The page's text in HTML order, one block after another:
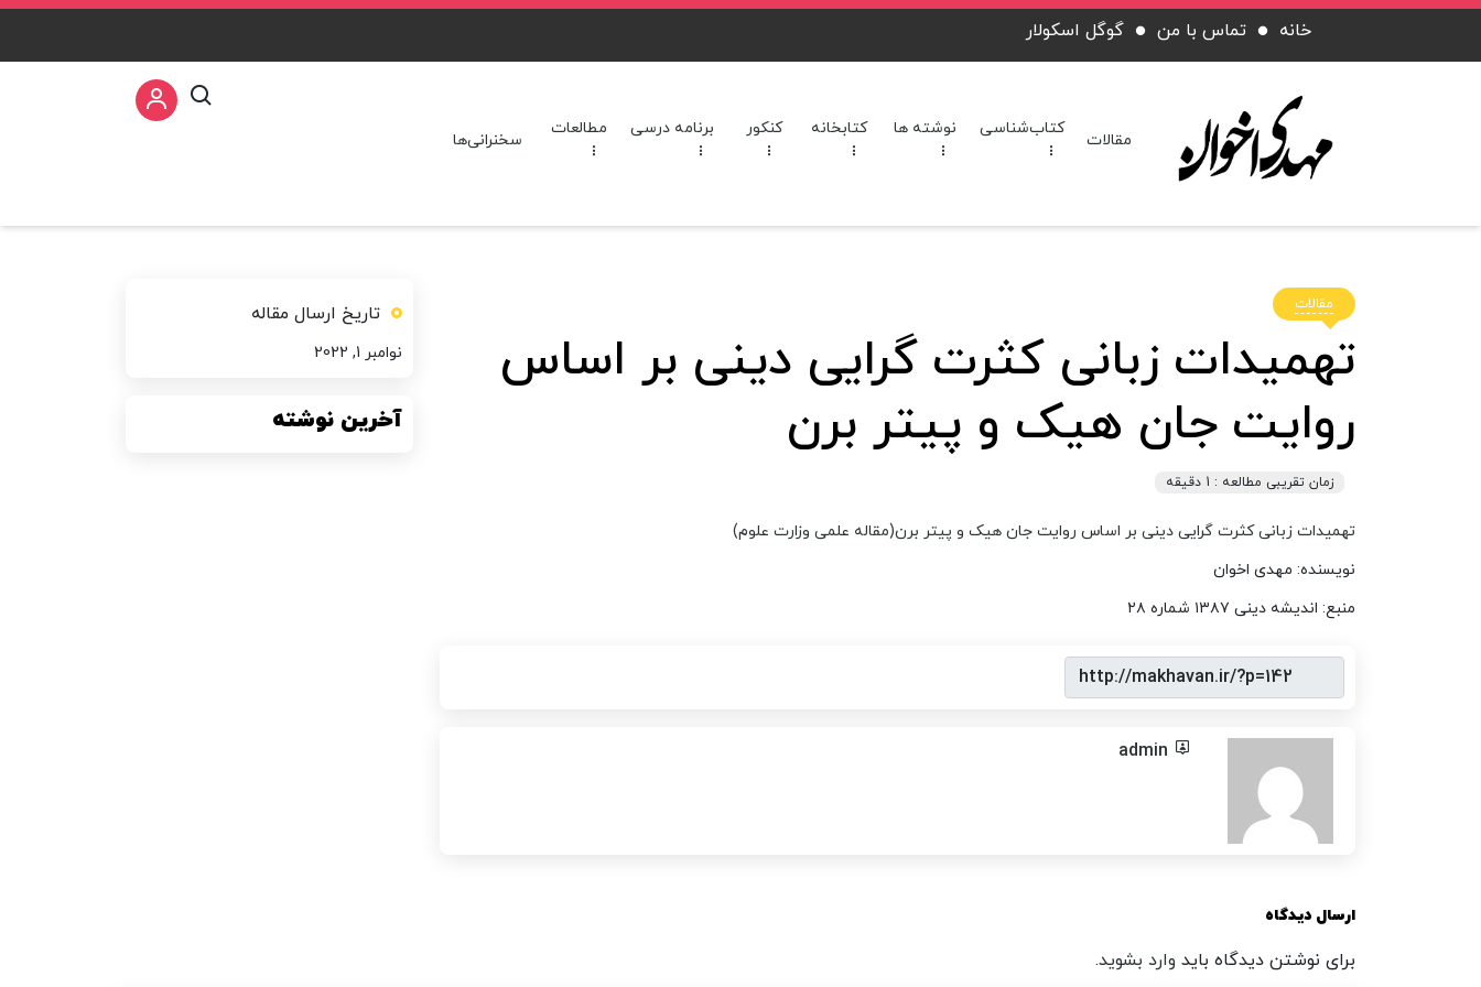
خانه تماس با من گوگل اسکولار
مقالات
کتاب‌شناسی نوشته ها کتابخانه کنکور برنامه‌ درسی مطالعات
سخنرانی‌ها
مقالات
تهمیدات زبانی کثرت گرایی دینی بر اساس
روایت جان هیک و پیتر برن
زمان تقریبی مطالعه : 1 دقیقه
تهمیدات زبانی کثرت گرایی دینی بر اساس روایت جان هیک و پیتر برن(مقاله علمی وزارت علوم)
نویسنده: مهدی اخوان
منبع: اندیشه دینی ۱۳۸۷ شماره ۲۸
admin
ارسال دیدگاه
برای نوشتن دیدگاه باید وارد بشوید.
تاریخ ارسال مقاله
نوامبر 1, 2022
آخرین نوشته